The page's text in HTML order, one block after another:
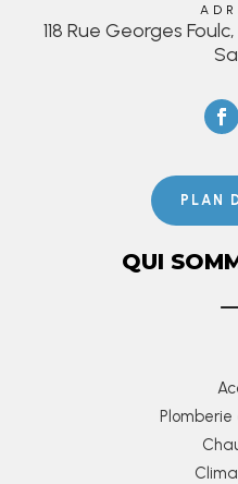
118 Rue Georges
PLAN
QUI